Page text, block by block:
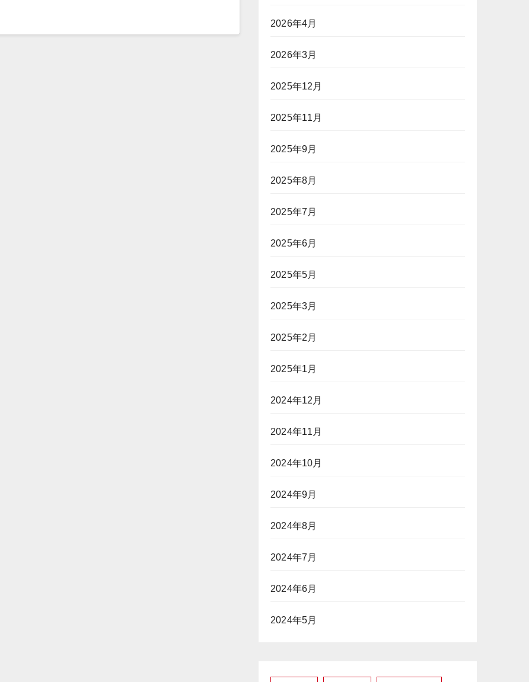
2026年4月
2026年3月
2025年12月
2025年11月
2025年9月
2025年8月
2025年7月
2025年6月
2025年5月
2025年3月
2025年2月
2025年1月
2024年12月
2024年11月
2024年10月
2024年9月
2024年8月
2024年7月
2024年6月
2024年5月